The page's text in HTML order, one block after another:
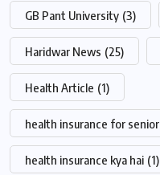
GB Pant University (3)
Haridwar News (25)
Health Article (1)
health insurance for
health insurance kya hai (1)